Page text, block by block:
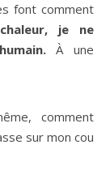
font comment
je ne
À une
comment
sur mon cou